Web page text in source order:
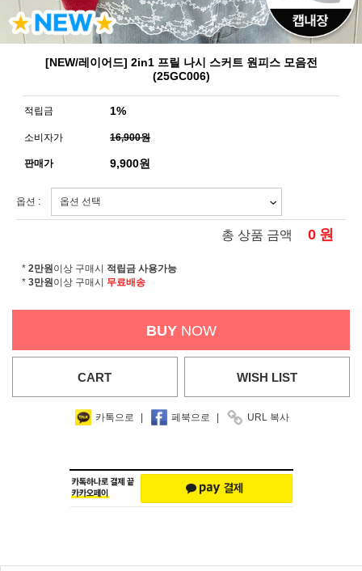
[NEW/레이어드] 2in1 프릴 나시 스커트 원피스 모음전
(25GC006)
적립금 1%
소비자가 16,900원
판매가 9,900원
옵션 :
총 상품 금액 0 원
* 2만원이상 구매시 적립금 사용가능
* 3만원이상 구매시 무료배송
BUYNOW
CART WISH LIST
카톡으로 페북으로 URL 복사